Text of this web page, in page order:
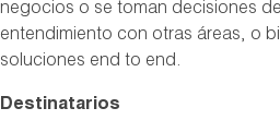
negocios o se toman decisiones
entendimiento con otras áreas, o
soluciones end to end.
Destinatarios